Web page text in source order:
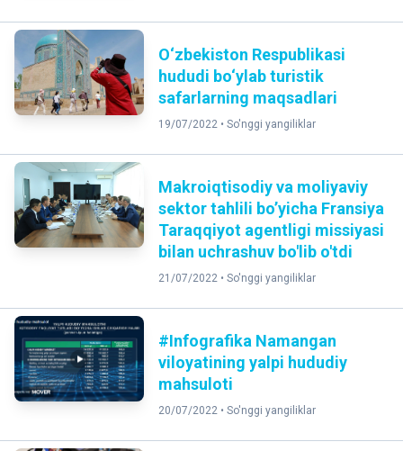
O‘zbekiston Respublikasi
hududi bo‘ylab turistik
safarlarning maqsadlari
19/07/2022 • So'nggi yangiliklar
Makroiqtisodiy va moliyaviy
sektor tahlili bo’yicha Fransiya
Taraqqiyot agentligi missiyasi
bilan uchrashuv bo'lib o'tdi
21/07/2022 • So'nggi yangiliklar
#Infografika Namangan
viloyatining yalpi hududiy
mahsuloti
20/07/2022 • So'nggi yangiliklar